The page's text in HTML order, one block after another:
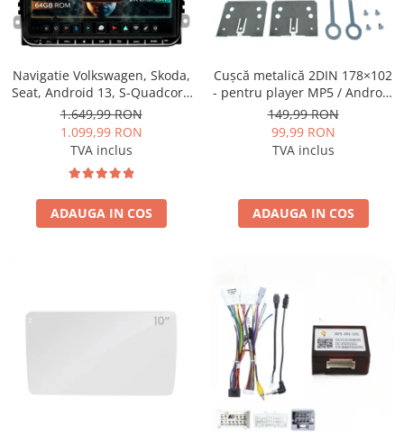
Navigatie Volkswagen, Skoda,
Seat, Android 13, S-Quadcore
/ 4GB RAM + 64GB ROM, 9
Inch - AD-BGSW94L
1.649,99 RON
1.099,99 RON
TVA inclus
ADAUGA IN COS
Cușcă metalică 2DIN 178×102
- pentru player MP5 / Android
universal
149,99 RON
99,99 RON
TVA inclus
ADAUGA IN COS